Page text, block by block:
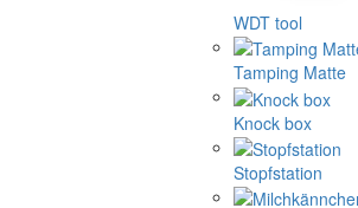
WDT tool
Tamping Matte
Knock box
Stopfstation